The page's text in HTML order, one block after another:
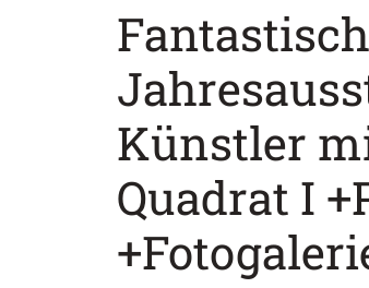
Künstler
Quadrat I